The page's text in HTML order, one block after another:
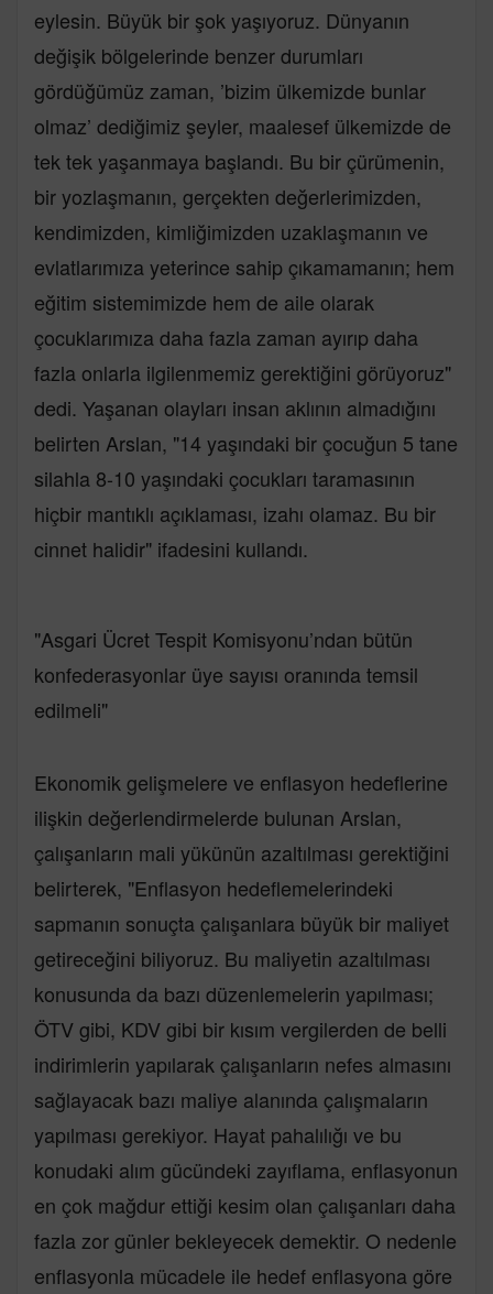
eylesin. Büyük bir şok yaşıyoruz. Dünyanın
değişik bölgelerinde benzer durumları
gördüğümüz zaman, ’bizim ülkemizde bunlar
olmaz’ dediğimiz şeyler, maalesef ülkemizde de
tek tek yaşanmaya başlandı. Bu bir çürümenin,
bir yozlaşmanın, gerçekten değerlerimizden,
kendimizden, kimliğimizden uzaklaşmanın ve
evlatlarımıza yeterince sahip çıkamamanın; hem
eğitim sistemimizde hem de aile olarak
çocuklarımıza daha fazla zaman ayırıp daha
fazla onlarla ilgilenmemiz gerektiğini görüyoruz"
dedi. Yaşanan olayları insan aklının almadığını
belirten Arslan, "14 yaşındaki bir çocuğun 5 tane
silahla 8-10 yaşındaki çocukları taramasının
hiçbir mantıklı açıklaması, izahı olamaz. Bu bir
cinnet halidir" ifadesini kullandı.
"Asgari Ücret Tespit Komisyonu’ndan bütün
konfederasyonlar üye sayısı oranında temsil
edilmeli"
Ekonomik gelişmelere ve enflasyon hedeflerine
ilişkin değerlendirmelerde bulunan Arslan,
çalışanların mali yükünün azaltılması gerektiğini
belirterek, "Enflasyon hedeflemelerindeki
sapmanın sonuçta çalışanlara büyük bir maliyet
getireceğini biliyoruz. Bu maliyetin azaltılması
konusunda da bazı düzenlemelerin yapılması;
ÖTV gibi, KDV gibi bir kısım vergilerden de belli
indirimlerin yapılarak çalışanların nefes almasını
sağlayacak bazı maliye alanında çalışmaların
yapılması gerekiyor. Hayat pahalılığı ve bu
konudaki alım gücündeki zayıflama, enflasyonun
en çok mağdur ettiği kesim olan çalışanları daha
fazla zor günler bekleyecek demektir. O nedenle
enflasyonla mücadele ile hedef enflasyona göre